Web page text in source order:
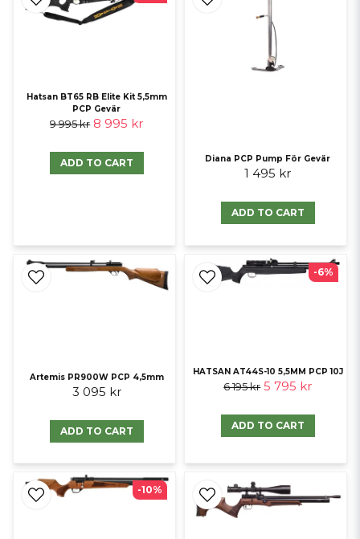
Hatsan BT65 RB Elite Kit 5,5mm
PCP Gevär
9 995 kr 8 995 kr
ADD TO CART Diana PCP Pump För Gevär
1 495 kr
ADD TO CART
Artemis PR900W PCP 4,5mm
3 095 kr
ADD TO CART
HATSAN AT44S-10 5,5MM PCP 10J
6 195 kr 5 795 kr
ADD TO CART
-6%
-10%